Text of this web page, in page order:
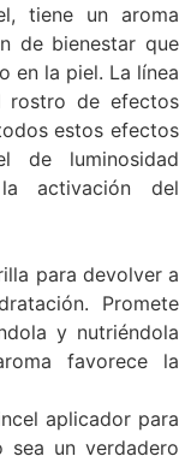
tiene un aroma
de bienestar que
en la piel. La línea
rostro de efectos
estos efectos
de luminosidad
activación del
para devolver a
Promete
y nutriéndola
favorece la
aplicador para
un verdadero